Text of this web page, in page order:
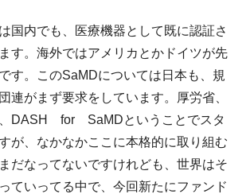
国内でも、医療機器として既に認証さ
す。海外ではアメリカとかドイツが先
す。このSaMDについては日本も、規
連がまず要求をしています。厚労省、
DASH for SaMDということでスタ
が、なかなかここに本格的に取り組む
だなってないですけれども、世界はそ
ていってる中で、今回新たにファンド